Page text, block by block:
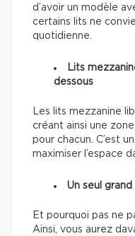
d’avoir un modèle
certains lits ne
quotidienne.
Lits
dessous
Les lits mezzanine
créant ainsi une
pour chacun. C’est
maximiser l’espace
Un seul grand
Et pourquoi pas ne
Ainsi, vous aurez